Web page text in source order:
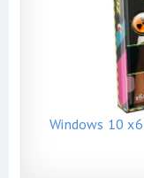
Windows 10